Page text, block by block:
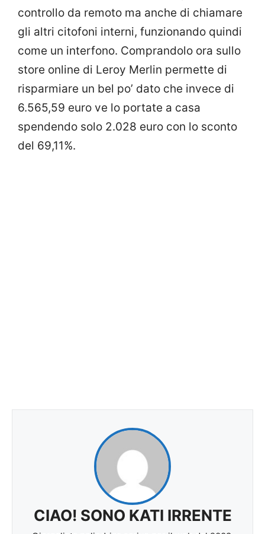
controllo da remoto ma anche di chiamare
gli altri citofoni interni, funzionando quindi
come un interfono. Comprandolo ora sullo
store online di Leroy Merlin permette di
risparmiare un bel po’ dato che invece di
6.565,59 euro ve lo portate a casa
spendendo solo 2.028 euro con lo sconto
del 69,11%.
CIAO! SONO KATI IRRENTE